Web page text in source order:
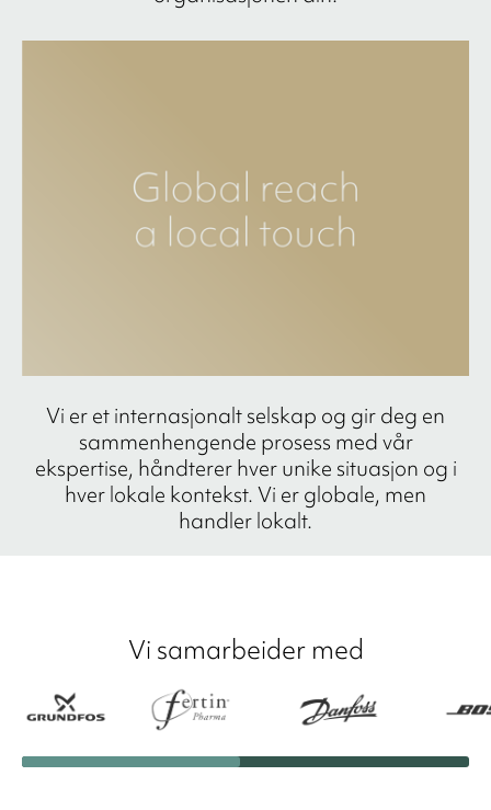
Vi er et internasjonalt selskap og gir deg en
sammenhengende prosess med vår
ekspertise, håndterer hver unike situasjon og i
hver lokale kontekst. Vi er globale, men
handler lokalt.
Vi samarbeider med